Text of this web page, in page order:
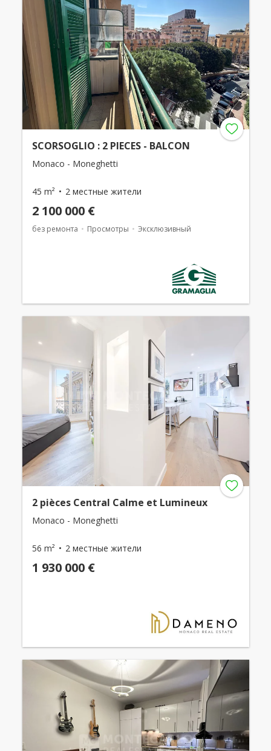
SCORSOGLIO : 2 PIECES - BALCON
Monaco - Moneghetti
45 m² 2 местные жители
2 100 000 €
без ремонта Просмотры Эксклюзивный
2 pièces Central Calme et Lumineux
Monaco - Moneghetti
56 m² 2 местные жители
1 930 000 €